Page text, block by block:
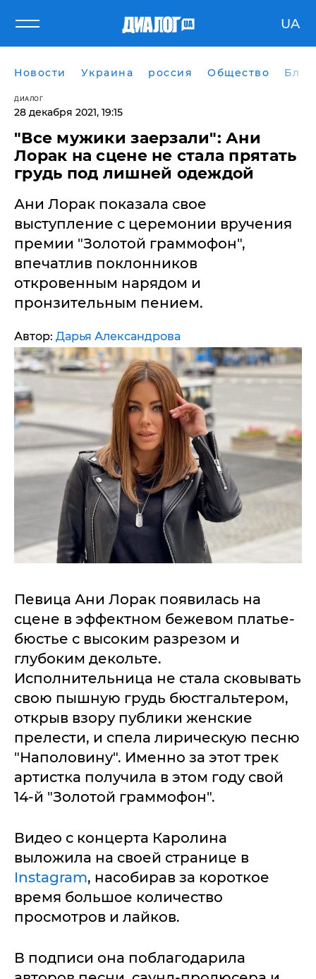
UA
Новости Украина россия Общество
ДИАЛОГ
28 декабря 2021, 19:15
"Все мужики заерзали": Ани
Лорак на сцене не стала прятать
грудь под лишней одеждой
Ани Лорак показала свое
выступление с церемонии вручения
премии "Золотой граммофон",
впечатлив поклонников
откровенным нарядом и
пронзительным пением.
Автор: Дарья Александрова
Певица Ани Лорак появилась на
сцене в эффектном бежевом платье-
бюстье с высоким разрезом и
глубоким декольте.
Исполнительница не стала сковывать
свою пышную грудь бюстгальтером,
открыв взору публики женские
прелести, и спела лирическую песню
"Наполовину". Именно за этот трек
артистка получила в этом году свой
14-й "Золотой граммофон".
Видео с концерта Каролина
выложила на своей странице в
Instagram, насобирав за короткое
время большое количество
просмотров и лайков.
В подписи она поблагодарила